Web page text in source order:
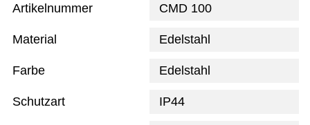
Artikelnummer CMD 100
Material Edelstahl
Farbe Edelstahl
Schutzart IP44